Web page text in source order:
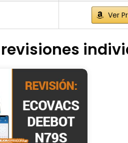
Ver